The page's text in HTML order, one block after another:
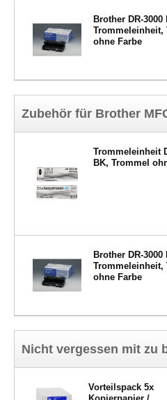
Brother DR-3000
Trommeleinheit,
ohne Farbe
Zubehör für Brother
Trommeleinheit
BK, Trommel
Brother DR-3000
Trommeleinheit,
ohne Farbe
Nicht vergessen mit zu
Vorteilspack 5x